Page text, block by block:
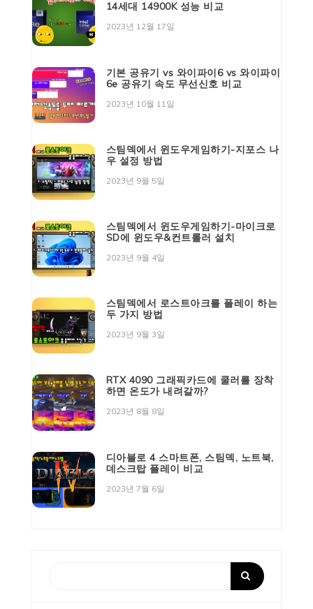
14세대 14900K 성능 비교
2023년 12월 17일
기본 공유기 vs 와이파이6 vs 와이파이
6e 공유기 속도 무선신호 비교
2023년 10월 11일
스팀덱에서 윈도우게임하기-지포스 나
우 설정 방법
2023년 9월 5일
스팀덱에서 윈도우게임하기-마이크로
SD에 윈도우&컨트롤러 설치
2023년 9월 4일
스팀덱에서 로스트아크를 플레이 하는
두 가지 방법
2023년 9월 3일
RTX 4090 그래픽카드에 쿨러를 장착
하면 온도가 내려갈까?
2023년 8월 8일
디아블로 4 스마트폰, 스팀덱, 노트북,
데스크탑 플레이 비교
2023년 7월 6일